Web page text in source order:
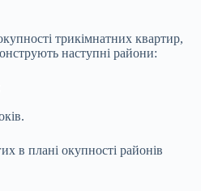
трикімнатних квартир,
наступні райони:
в плані окупності районів